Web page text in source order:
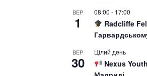
ВЕР
1
08:00 - 17:00
Radcliffe
ВЕР
30
Цілий день
Nexus